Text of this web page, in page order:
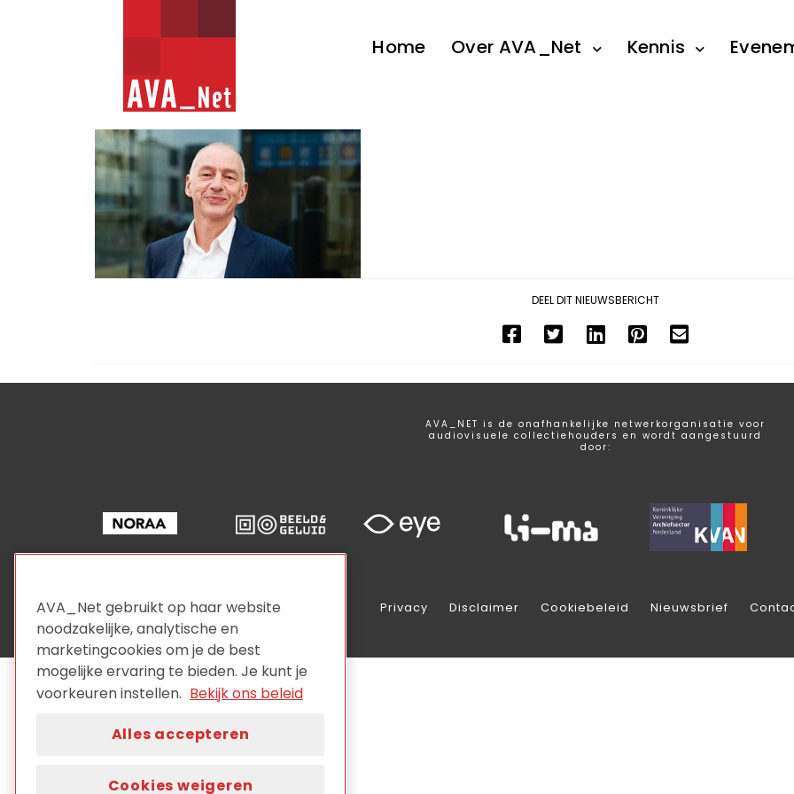
AVA_NET Home Over AVA_Net Kennis
DEEL DIT NIEUWSBERICHT
AVA_NET is de onafhankelijke netwerkorganisatie voor
audiovisuele collectiehouders en wordt aangestuurd
door:
Privacy Disclaimer Cookiebeleid Nieuwsbrief
AVA_Net gebruikt op haar website
noodzakelijke, analytische en
marketingcookies om je de best
mogelijke ervaring te bieden. Je kunt je
voorkeuren instellen. Bekijk ons beleid
Alles accepteren
Cookies weigeren